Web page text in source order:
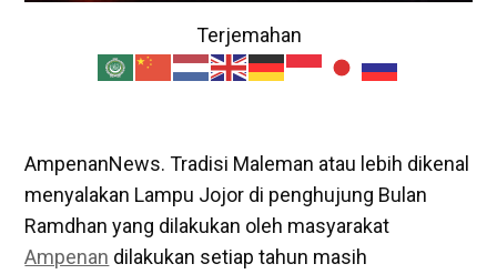
Terjemahan
AmpenanNews. Tradisi Maleman atau lebih dikenal
menyalakan Lampu Jojor di penghujung Bulan
Ramdhan yang dilakukan oleh masyarakat
Ampenan dilakukan setiap tahun masih